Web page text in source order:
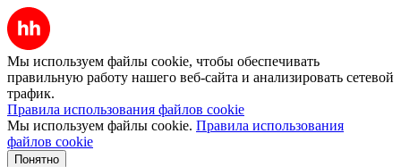
Мы используем файлы cookie, чтобы обеспечивать
правильную работу нашего веб-сайта и анализировать сетевой
трафик.
Правила использования файлов cookie
Мы используем файлы cookie. Правила использования
файлов cookie
Понятно